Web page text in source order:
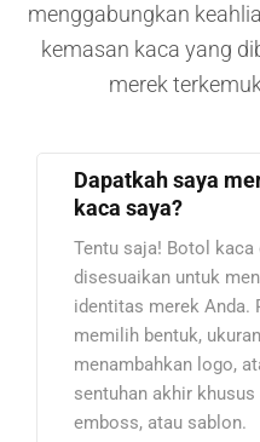
menggabungkan
kemasan kaca yang
merek
Dapatkah saya
kaca saya?
Tentu saja! Botol kaca
disesuaikan untuk
identitas merek Anda.
memilih bentuk,
menambahkan logo,
sentuhan akhir
emboss, atau sablon.